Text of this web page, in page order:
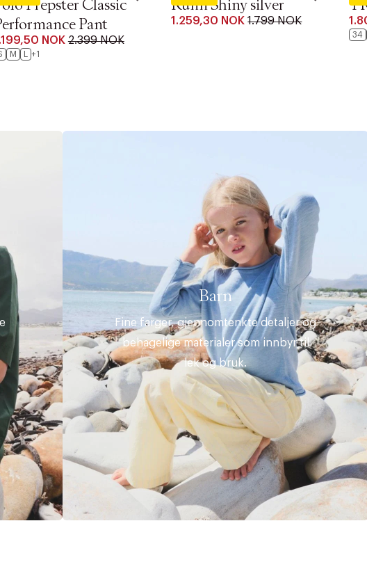
Prepster Classic
Pant
NOK 2.399 NOK
M +1
Runn Shiny silver
1.259,30 NOK 1.799 NOK
34
Barn
Fine farger, gjennomtenkte detaljer og
behagelige materialer som innbyr til
lek og bruk.